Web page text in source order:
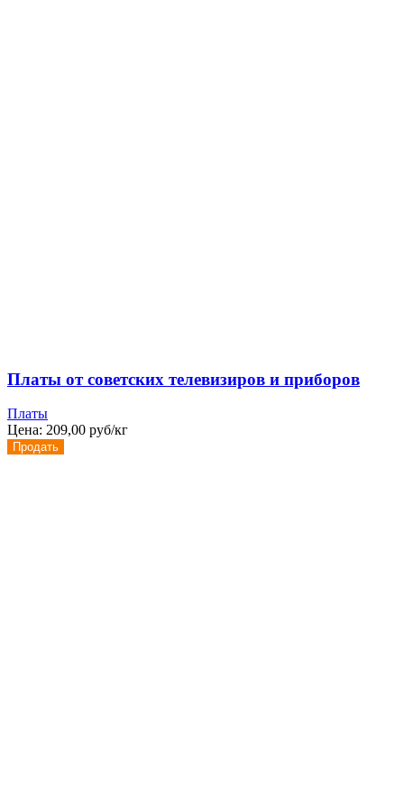
Платы от советских телевизиров и приборов
Платы
Цена: 209,00 руб/кг
Продать